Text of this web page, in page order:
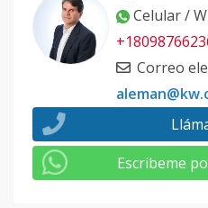
Celular /
Correo
Escribeme